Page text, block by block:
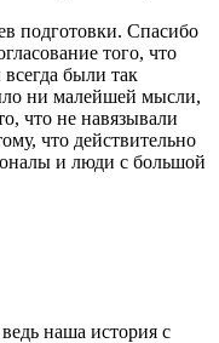
подготовки. Спасибо
того, что
были так
ни малейшей мысли,
что не навязывали
что действительно
и люди с большой
наша история с